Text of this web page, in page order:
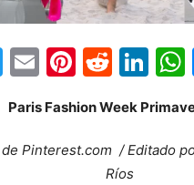
Twitter
Email
Pinterest.com / Editado
Ríos